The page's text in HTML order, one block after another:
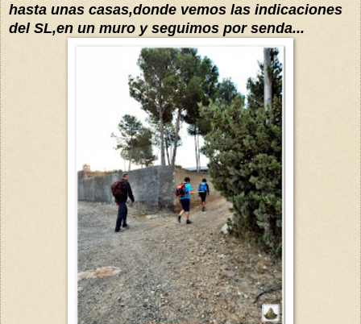
hasta unas casas,donde vemos las indicaciones
del SL,en un muro y seguimos por senda...